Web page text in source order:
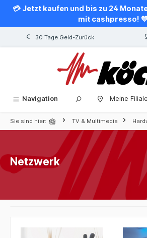
springen
💳 Jetzt kaufen und bis zu 24
mit cashpresso!
30 Tage Geld-Zurück
Navigation Meine Filiale
Sie sind hier: TV & Multimedia
Netzwerk